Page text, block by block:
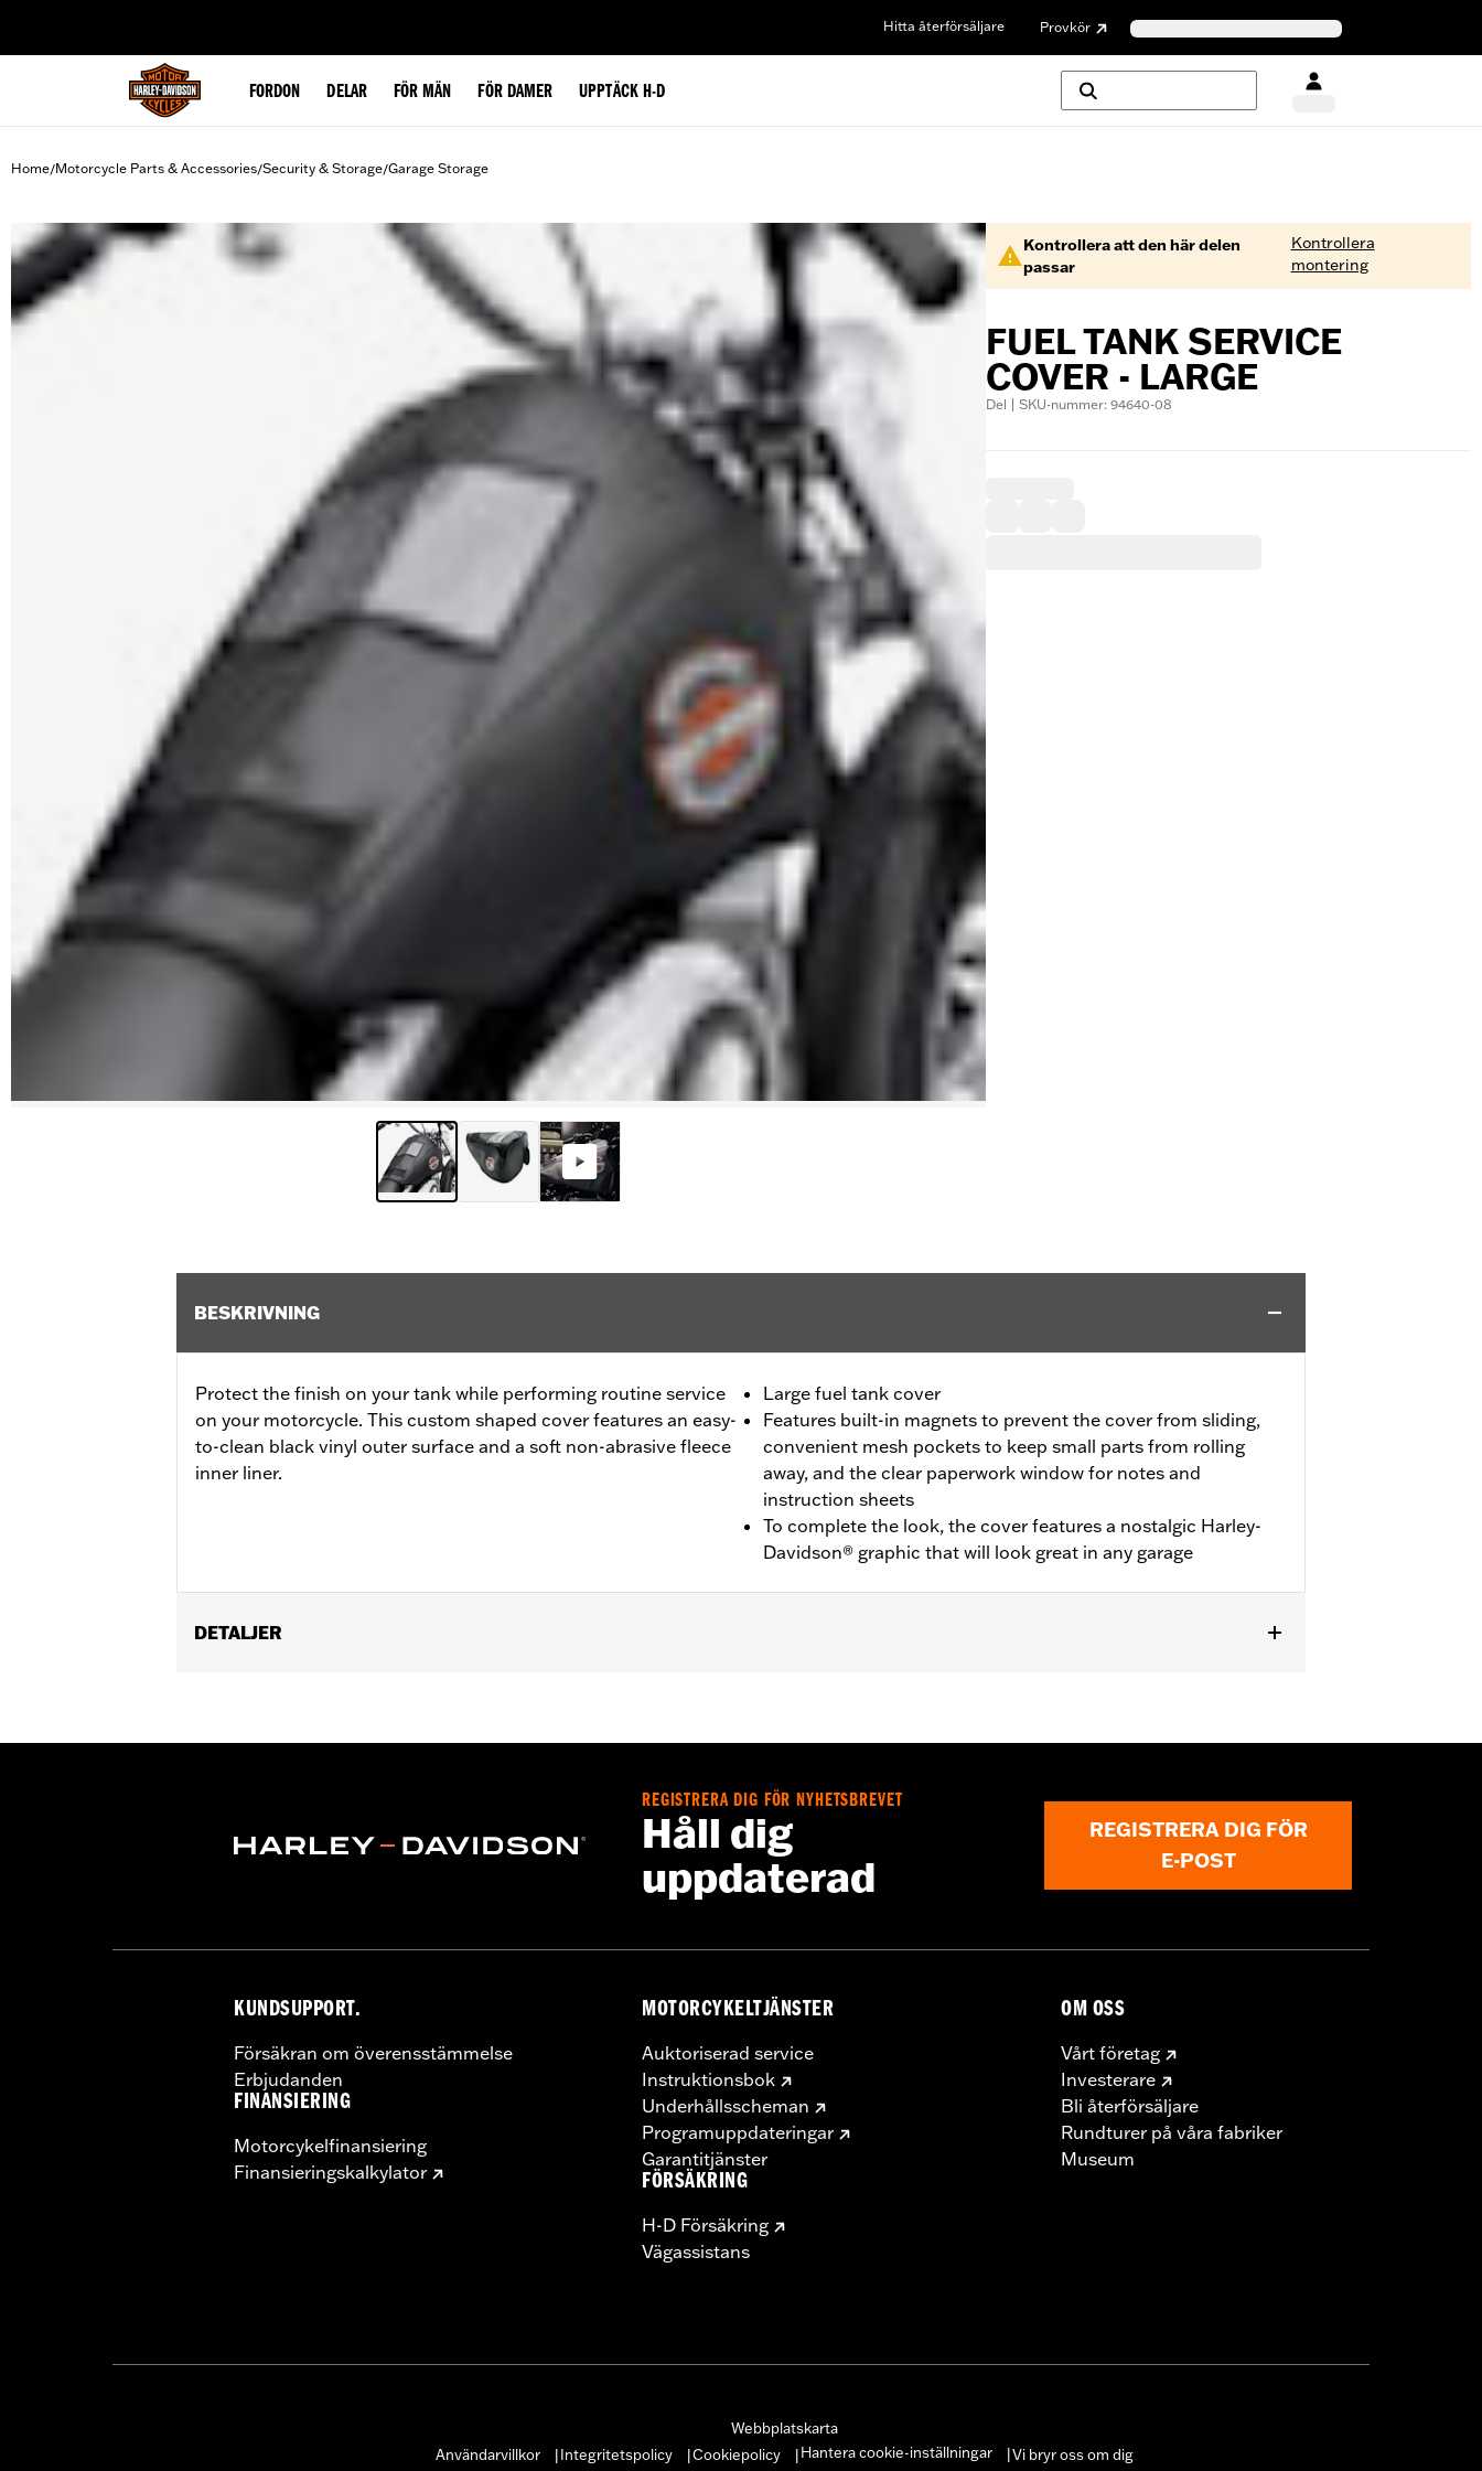
Hitta återförsäljare Provkör
FORDON DELAR FÖR MÄN FÖR DAMER UPPTÄCK H-D
Home/Motorcycle Parts & Accessories/Security & Storage/Garage Storage
Kontrollera att den här delen
passar
Kontrollera
montering
FUEL TANK SERVICE
COVER - LARGE
Del | SKU-nummer: 94640-08
BESKRIVNING
Protect the finish on your tank while performing routine service
on your motorcycle. This custom shaped cover features an easy-
to-clean black vinyl outer surface and a soft non-abrasive fleece
inner liner.
Large fuel tank cover
Features built-in magnets to prevent the cover from sliding,
convenient mesh pockets to keep small parts from rolling
away, and the clear paperwork window for notes and
instruction sheets
To complete the look, the cover features a nostalgic Harley-
Davidson® graphic that will look great in any garage
DETALJER
Sold In Units:Each
www.h-d.com/warranty
for full details
NOTES:H-D® motorcycle covers are not designed to be used while trailering. Using an H-D® motorcycle cover while trailering may
cause the cover to tear, possibly causing damage to the cover and motorcycle.
REGISTRERA DIG FÖR NYHETSBREVET
Håll dig
uppdaterad
REGISTRERA DIG FÖR
E-POST
KUNDSUPPORT.
Försäkran om överensstämmelse
Erbjudanden
FINANSIERING
Motorcykelfinansiering
Finansieringskalkylator
MOTORCYKELTJÄNSTER
Auktoriserad service
Instruktionsbok
Underhållsscheman
Programuppdateringar
Garantitjänster
FÖRSÄKRING
H-D Försäkring
Vägassistans
OM OSS
Vårt företag
Investerare
Bli återförsäljare
Rundturer på våra fabriker
Museum
Webbplatskarta
Användarvillkor
Integritetspolicy Cookiepolicy Hantera cookie-inställningar Vi bryr oss om dig